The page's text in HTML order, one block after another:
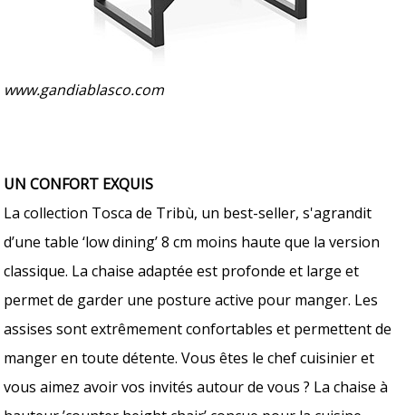
www.gandiablasco.com
UN CONFORT EXQUIS
La collection Tosca de Tribù, un best-seller, s'agrandit
d’une table ‘low dining’ 8 cm moins haute que la version
classique. La chaise adaptée est profonde et large et
permet de garder une posture active pour manger. Les
assises sont extrêmement confortables et permettent de
manger en toute détente. Vous êtes le chef cuisinier et
vous aimez avoir vos invités autour de vous ? La chaise à